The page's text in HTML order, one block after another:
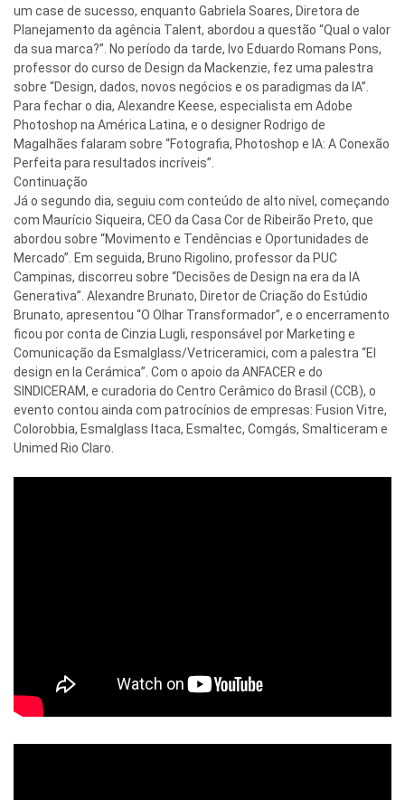
um case de sucesso, enquanto Gabriela Soares, Diretora de
Planejamento da agência Talent, abordou a questão “Qual o valor
da sua marca?”. No período da tarde, Ivo Eduardo Romans Pons,
professor do curso de Design da Mackenzie, fez uma palestra
sobre “Design, dados, novos negócios e os paradigmas da IA”.
Para fechar o dia, Alexandre Keese, especialista em Adobe
Photoshop na América Latina, e o designer Rodrigo de
Magalhães falaram sobre “Fotografia, Photoshop e IA: A Conexão
Perfeita para resultados incríveis”.
Continuação
Já o segundo dia, seguiu com conteúdo de alto nível, começando
com Maurício Siqueira, CEO da Casa Cor de Ribeirão Preto, que
abordou sobre “Movimento e Tendências e Oportunidades de
Mercado”. Em seguida, Bruno Rigolino, professor da PUC
Campinas, discorreu sobre “Decisões de Design na era da IA
Generativa”. Alexandre Brunato, Diretor de Criação do Estúdio
Brunato, apresentou “O Olhar Transformador”, e o encerramento
ficou por conta de Cinzia Lugli, responsável por Marketing e
Comunicação da Esmalglass/Vetriceramici, com a palestra “El
design en la Cerámica”. Com o apoio da ANFACER e do
SINDICERAM, e curadoria do Centro Cerâmico do Brasil (CCB), o
evento contou ainda com patrocínios de empresas: Fusion Vitre,
Colorobbia, Esmalglass Itaca, Esmaltec, Comgás, Smalticeram e
Unimed Rio Claro.